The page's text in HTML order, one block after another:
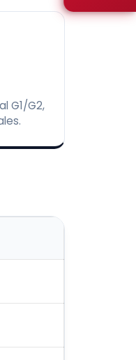
G1/G2,